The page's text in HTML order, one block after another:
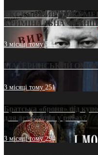
ЕКСКЛЮЗИВ
КРИМІНАЛЬНА
3 місяці тому544
МАТЕРИНСЬКИЙ
3 місяці тому251
Братська «броня» під
для дезертирів у рясах?
3 місяці тому294